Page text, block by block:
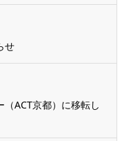
せ
ACT京都）に移転し